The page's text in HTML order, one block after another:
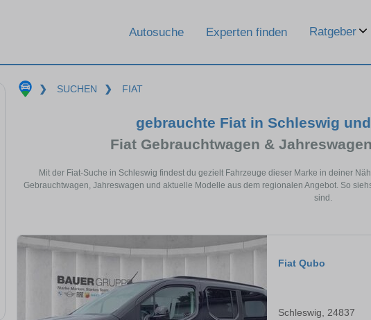
Autosuche Experten finden Ratgeber
❯ SUCHEN ❯ FIAT
gebrauchte Fiat in Schleswig
Fiat Gebrauchtwagen &
Mit der Fiat-Suche in Schleswig findest du gezielt Fahrzeuge dieser Marke in deiner
Gebrauchtwagen, Jahreswagen und aktuelle Modelle aus dem regionalen Angebot. So
sind.
Fiat Qubo
Schleswig, 24837